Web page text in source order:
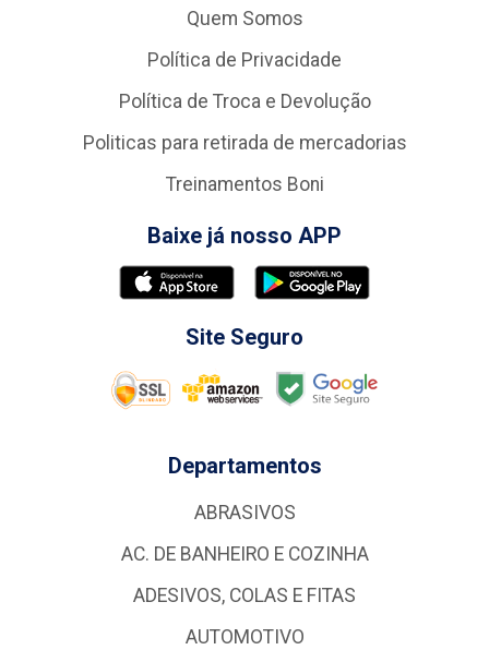
Quem Somos
Política de Privacidade
Política de Troca e Devolução
Politicas para retirada de mercadorias
Treinamentos Boni
Baixe já nosso APP
Site Seguro
Departamentos
ABRASIVOS
AC. DE BANHEIRO E COZINHA
ADESIVOS, COLAS E FITAS
AUTOMOTIVO